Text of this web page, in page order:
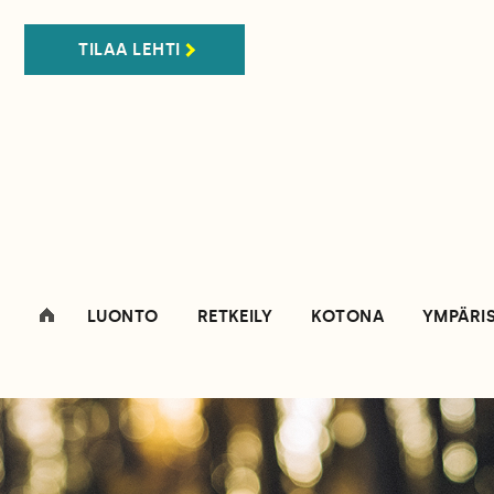
TILAA LEHTI
LUONTO RETKEILY KOTONA